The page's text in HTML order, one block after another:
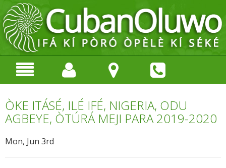
ÒKE ITÁSÉ, ILÉ IFÉ, NIGERIA, ODU
AGBEYE, ÒTÚRÁ MEJI PARA 2019-2020
Mon, Jun 3rd